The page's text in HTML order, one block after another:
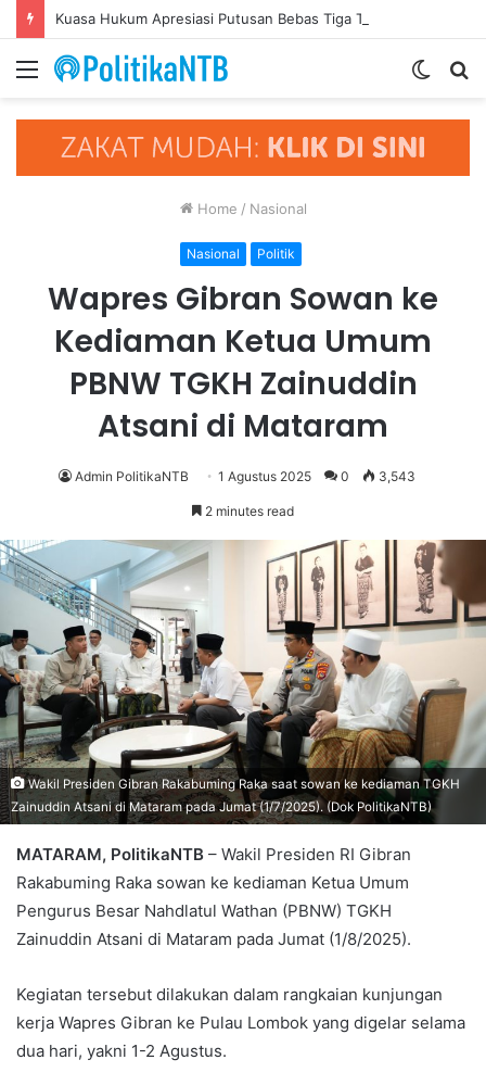
Menu
Switch
Home / Nasional
Nasional Politik
Wapres Gibran Sowan ke
Kediaman Ketua Umum
PBNW TGKH Zainuddin
Atsani di Mataram
Admin PolitikaNTB 1 Agustus 2025 0 3,543
2 minutes read
Wakil Presiden Gibran Rakabuming Raka saat sowan ke kediaman TGKH
Zainuddin Atsani di Mataram pada Jumat (1/7/2025). (Dok PolitikaNTB)
MATARAM, PolitikaNTB – Wakil Presiden RI Gibran
Rakabuming Raka sowan ke kediaman Ketua Umum
Pengurus Besar Nahdlatul Wathan (PBNW) TGKH
Zainuddin Atsani di Mataram pada Jumat (1/8/2025).
Kegiatan tersebut dilakukan dalam rangkaian kunjungan
kerja Wapres Gibran ke Pulau Lombok yang digelar selama
dua hari, yakni 1-2 Agustus.